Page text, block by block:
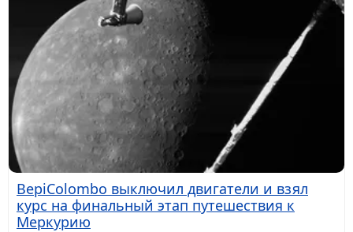
BepiColombo выключил двигатели и взял
курс на финальный этап путешествия к
Меркурию